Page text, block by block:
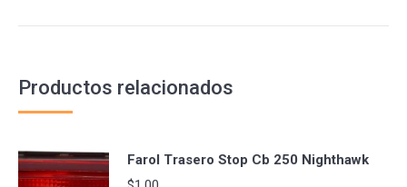
Productos relacionados
Farol Trasero Stop Cb 250 Nighthawk